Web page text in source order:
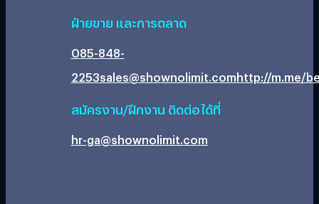
ฝ่ายขาย และการตลาด
085-848-
2253sales@shownolimit.comhttp://m.me/
สมัครงาน/ฝึกงาน ติดต่อได้ที่
hr-ga@shownolimit.com